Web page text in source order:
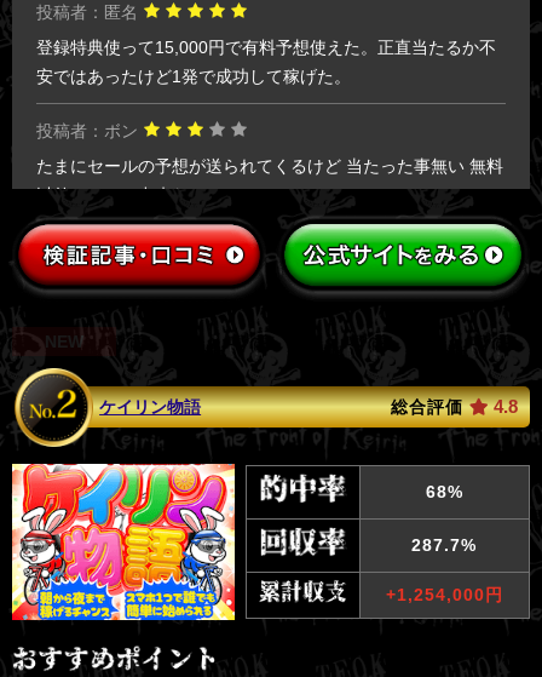
投稿者：匿名
登録特典使って15,000円で有料予想使えた。正直当たるか不
安ではあったけど1発で成功して稼げた。
投稿者：ボン
たまにセールの予想が送られてくるけど 当たった事無い 無料
以外オススメ出来ない
投稿者：ギア4.0
思い切って「シルバー」を購入。目標金額は50万円になって
設定だなと思ってたけど、これ超えてくるのはすごいなw
投稿者：vvs
無料予想で稼げた分で、有料プランを購入。まずベーシック
から勝ってみたけど、期待以上に稼げた。これだけ稼げるな
ら、もっと早い段階で使っても良かったかな。
投稿者：匿名
初回限定プランがあつい！通常プランより安いのに、引けを
とらないくらい稼げる。「スパークA」を使ったけど、一発で
NEW
ケイリン物語 総合評価 4.8
68%
287.7%
+1,254,000円